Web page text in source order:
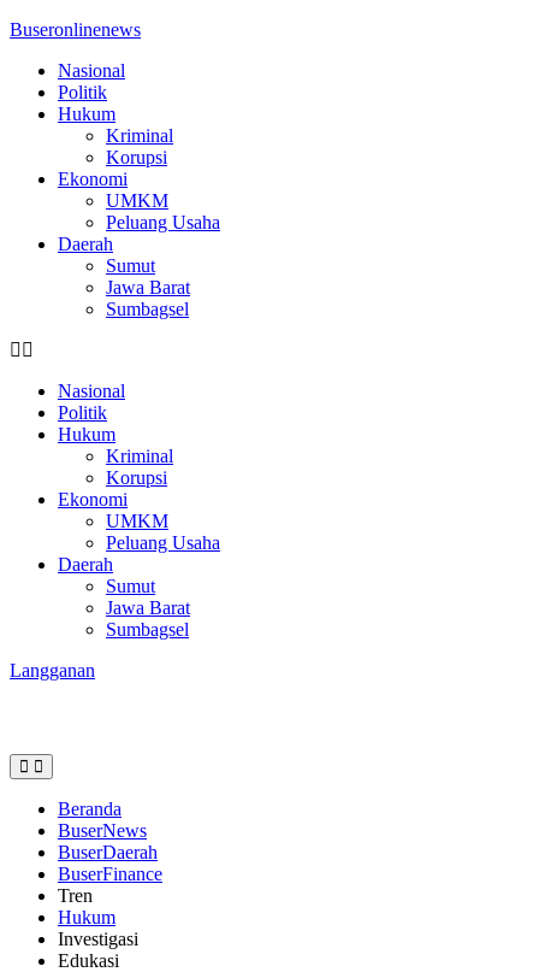
Buseronlinenews
Nasional
Politik
Hukum
Kriminal
Korupsi
Ekonomi
UMKM
Peluang Usaha
Daerah
Sumut
Jawa Barat
Sumbagsel
Nasional
Politik
Hukum
Kriminal
Korupsi
Ekonomi
UMKM
Peluang Usaha
Daerah
Sumut
Jawa Barat
Sumbagsel
Langganan
Beranda
BuserNews
BuserDaerah
BuserFinance
Tren
Hukum
Investigasi
Edukasi